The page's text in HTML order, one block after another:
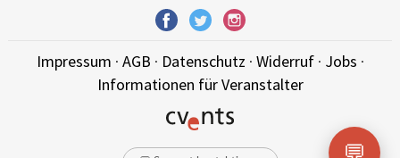
Impressum · AGB · Datenschutz · Widerruf· Jobs ·
Informationen für Veranstalter